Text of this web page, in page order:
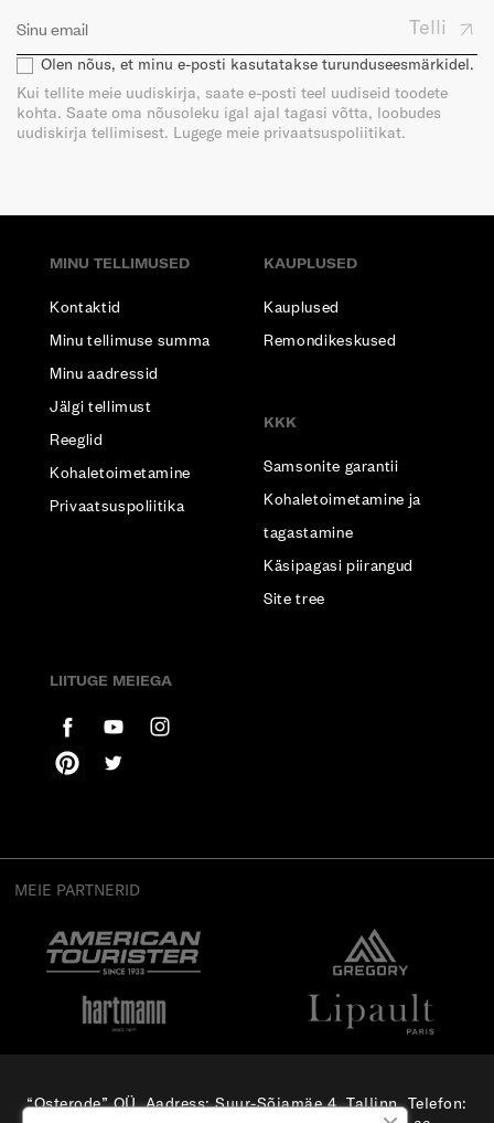
Telli
Olen nõus, et minu e-posti kasutatakse turunduseesmärkidel.
Kui tellite meie uudiskirja, saate e-posti teel uudiseid toodete
kohta. Saate oma nõusoleku igal ajal tagasi võtta, loobudes
uudiskirja tellimisest. Lugege meie privaatsuspoliitikat.
MINU TELLIMUSED
Kontaktid
Minu tellimuse summa
Minu aadressid
Jälgi tellimust
Reeglid
Kohaletoimetamine
Privaatsuspoliitika
KAUPLUSED
Kauplused
Remondikeskused
KKK
Samsonite garantii
Kohaletoimetamine ja
tagastamine
Käsipagasi piirangud
Site tree
LIITUGE MEIEGA
MEIE PARTNERID
“Osterode” OÜ, Aadress: Suur-Sõjamäe 4, Tallinn, Telefon: